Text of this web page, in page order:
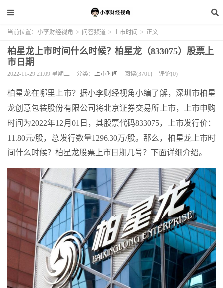
当前位置： 小李财经视角 > 问答频道 > 上市时间 > 正文
柏星龙上市时间什么时候？柏星龙（833075）股票上
市日期
2022-11-29 21:09 星期二 分类： 上市时间 阅读(3701) 评论(0)
柏星龙在哪里上市？据小李财经视角小编了解，深圳市柏星
龙创意包装股份有限公司将北京证券交易所上市，上市申购
时间为2022年12月01日，其股票代码833075，上市发行价：
11.80元/股，总发行数量1296.30万/股。那么，柏星龙上市时
间什么时候？柏星龙股票上市日期几号？下面详细介绍。